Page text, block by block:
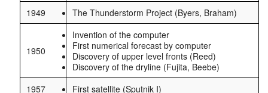
1949
The Thunderstorm Project (Byers, Braham)
1950
Invention of the computer
First numerical forecast by computer
Discovery of upper level fronts (Reed)
Discovery of the dryline (Fujita, Beebe)
1957
First satellite (Sputnik I)